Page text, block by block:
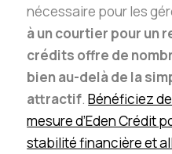
nécessaire pour les
à un courtier pour un
crédits offre de
bien au-delà de la
attractif.Bénéficiez
mesure d’Eden Crédit
stabilité financière et